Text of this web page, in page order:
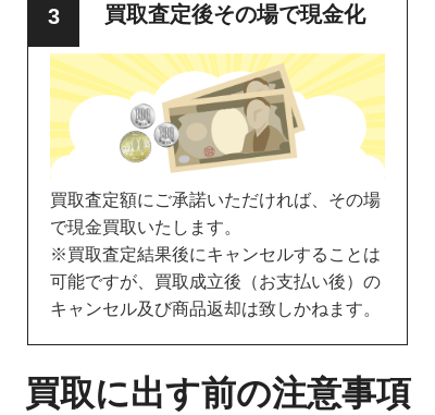
買取査定後その場で現金化
買取査定額にご承諾いただければ、その場
で現金買取いたします。
※買取査定結果後にキャンセルすることは
可能ですが、買取成立後（お支払い後）の
キャンセル及び商品返却は致しかねます。
買取に出す前の注意事項